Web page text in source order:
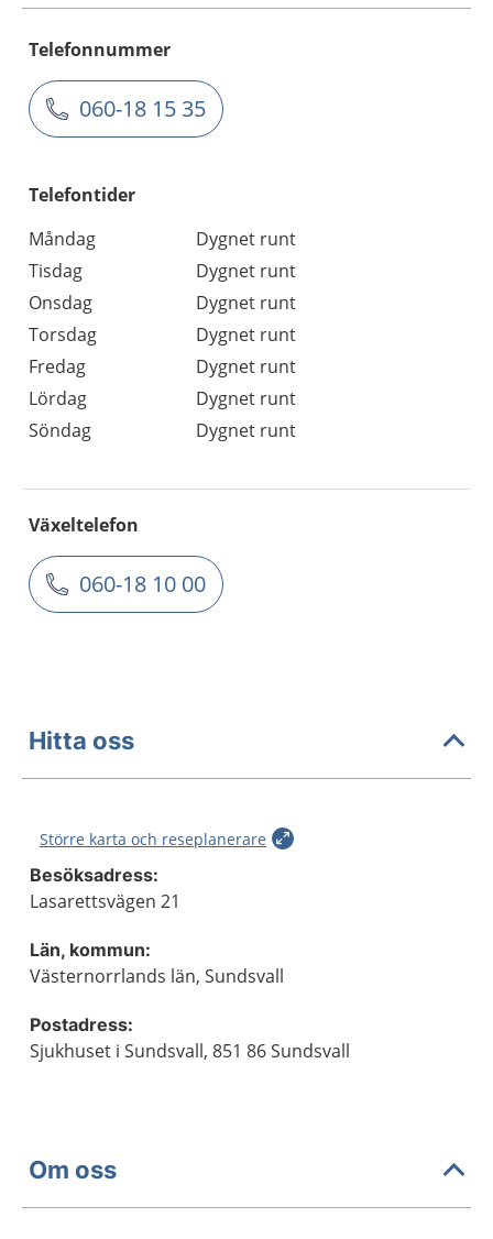
Telefonnummer
060-18 15 35
Telefontider
Måndag
Dygnet runt
Tisdag
Dygnet runt
Onsdag
Dygnet runt
Torsdag
Dygnet runt
Fredag
Dygnet runt
Lördag
Dygnet runt
Söndag
Dygnet runt
Växeltelefon
060-18 10 00
Hitta oss
Större karta och reseplanerare
Besöksadress:
Lasarettsvägen 21
Län, kommun:
Västernorrlands län, Sundsvall
Postadress:
Sjukhuset i Sundsvall, 851 86 Sundsvall
Om oss